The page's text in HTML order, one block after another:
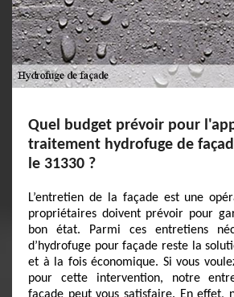
Quel budget prévoir pour
traitement hydrofuge de
le 31330 ?
L’entretien de la façade est une
propriétaires doivent prévoir pour
bon état. Parmi ces entretiens
d’hydrofuge pour façade reste la
et à la fois économique. Si vous
pour cette intervention, notre